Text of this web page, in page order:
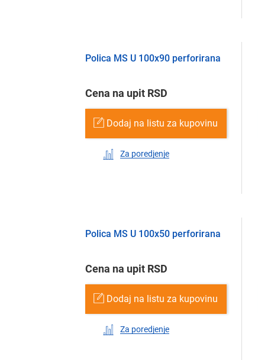
Polica MS U 100х90 perforirana
Cena na upit RSD
Dodaj na listu za kupovinu
Za poredjenje
Polica MS U 100х50 perforirana
Cena na upit RSD
Dodaj na listu za kupovinu
Za poredjenje